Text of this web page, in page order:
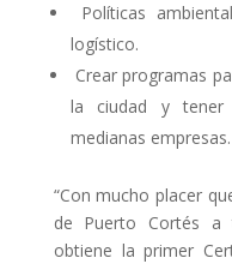
Políticas
logístico.
Crear programas
la ciudad y tener
medianas empresas.
“Con mucho placer
de Puerto Cortés a
obtiene la primer